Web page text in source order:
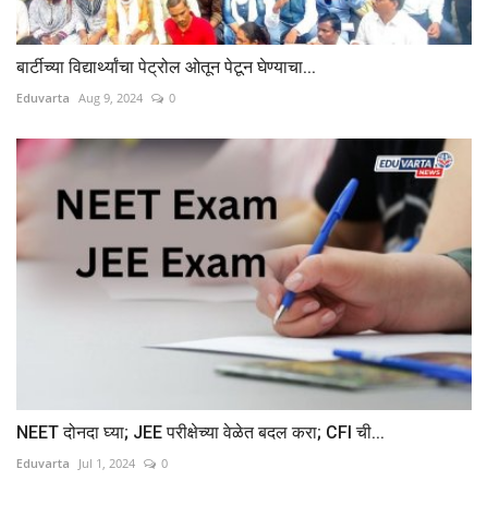
बार्टीच्या विद्यार्थ्यांचा पेट्रोल ओतून पेटून घेण्याचा...
Eduvarta Aug 9, 2024 0
NEET दोनदा घ्या; JEE परीक्षेच्या वेळेत बदल करा; CFI ची...
Eduvarta Jul 1, 2024 0